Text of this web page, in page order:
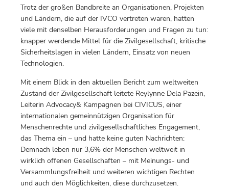
Trotz der großen Bandbreite an Organisationen, Projekten
und Ländern, die auf der IVCO vertreten waren, hatten
viele mit denselben Herausforderungen und Fragen zu tun:
knapper werdende Mittel für die Zivilgesellschaft, kritische
Sicherheitslagen in vielen Ländern, Einsatz von neuen
Technologien.
Mit einem Blick in den aktuellen Bericht zum weltweiten
Zustand der Zivilgesellschaft leitete Reylynne Dela Pazein,
Leiterin Advocacy& Kampagnen bei CIVICUS, einer
internationalen gemeinnützigen Organisation für
Menschenrechte und zivilgesellschaftliches Engagement,
das Thema ein – und hatte keine guten Nachrichten:
Demnach leben nur 3,6% der Menschen weltweit in
wirklich offenen Gesellschaften – mit Meinungs- und
Versammlungsfreiheit und weiteren wichtigen Rechten
und auch den Möglichkeiten, diese durchzusetzen.